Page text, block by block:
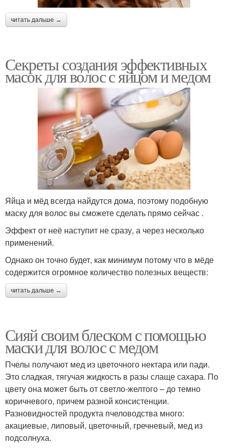
читать дальше →
Секреты создания эффективных
масок для волос с яйцом и медом
Яйца и мёд всегда найдутся дома, поэтому подобную
маску для волос вы сможете сделать прямо сейчас .
Эффект от неё наступит не сразу, а через несколько
применений.
Однако он точно будет, как минимум потому что в мёде
содержится огромное количество полезных веществ:
читать дальше →
Сияй своим блеском с помощью
маски для волос с медом
Пчелы получают мед из цветочного нектара или пади.
Это сладкая, тягучая жидкость в разы слаще сахара. По
цвету она может быть от светло-желтого – до темно
коричневого, причем разной консистенции.
Разновидностей продукта пчеловодства много:
акациевые, липовый, цветочный, гречневый, мед из
подсолнуха.